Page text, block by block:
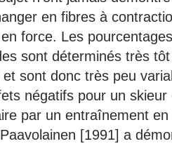
en fibres à
force. Les
sont déterminés très
sont donc très peu
négatifs pour un
par un entraînement
[1991] a